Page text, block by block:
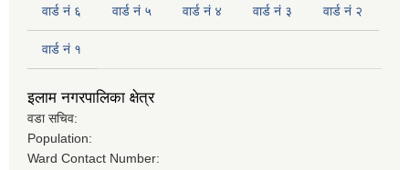
वार्ड नं ६ वार्ड नं ५ वार्ड नं ४ वार्ड नं ३ वार्ड नं २
वार्ड नं १
इलाम नगरपालिका क्षेत्र
वडा सचिव:
Population:
Ward Contact Number: